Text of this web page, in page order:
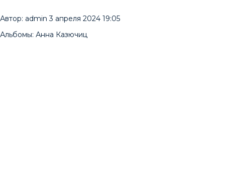
Автор: admin 3 апреля 2024 19:05
Альбомы: Анна Казючиц